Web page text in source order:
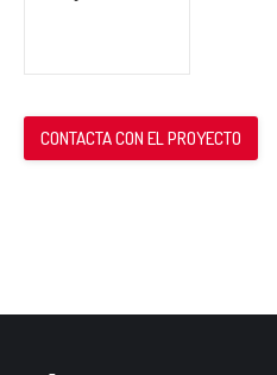
CONTACTA CON EL PROYECTO